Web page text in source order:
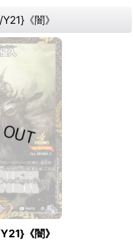
《闇》
《闇》